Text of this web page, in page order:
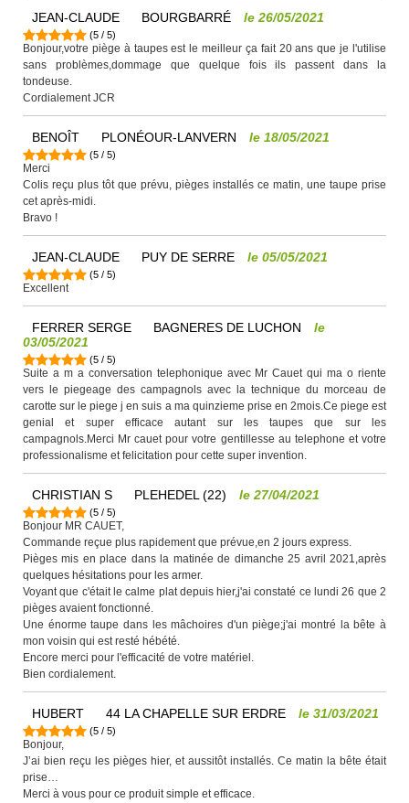
JEAN-CLAUDE BOURGBARRÉ le 26/05/2021
(5 / 5)
Bonjour,votre piège à taupes est le meilleur ça fait 20 ans que je l'utilise
sans problèmes,dommage que quelque fois ils passent dans la
tondeuse.
Cordialement JCR
BENOÎT PLONÉOUR-LANVERN le 18/05/2021
(5 / 5)
Merci
Colis reçu plus tôt que prévu, pièges installés ce matin, une taupe prise
cet après-midi.
Bravo !
JEAN-CLAUDE PUY DE SERRE le 05/05/2021
(5 / 5)
Excellent
FERRER SERGE BAGNERES DE LUCHON
le
03/05/2021
(5 / 5)
Suite a m a conversation telephonique avec Mr Cauet qui ma o riente
vers le piegeage des campagnols avec la technique du morceau de
carotte sur le piege j en suis a ma quinzieme prise en 2mois.Ce piege est
genial et super efficace autant sur les taupes que sur les
campagnols.Merci Mr cauet pour votre gentillesse au telephone et votre
professionalisme et felicitation pour cette super invention.
CHRISTIAN S PLEHEDEL (22) le 27/04/2021
(5 / 5)
Bonjour MR CAUET,
Commande reçue plus rapidement que prévue,en 2 jours express.
Pièges mis en place dans la matinée de dimanche 25 avril 2021,après
quelques hésitations pour les armer.
Voyant que c'était le calme plat depuis hier,j'ai constaté ce lundi 26 que 2
pièges avaient fonctionné.
Une énorme taupe dans les mâchoires d'un piège;j'ai montré la bête à
mon voisin qui est resté hébété.
Encore merci pour l'efficacité de votre matériel.
Bien cordialement.
HUBERT 44 LA CHAPELLE SUR ERDRE le 31/03/2021
(5 / 5)
Bonjour,
J’ai bien reçu les pièges hier, et aussitôt installés. Ce matin la bête était
prise…
Merci à vous pour ce produit simple et efficace.